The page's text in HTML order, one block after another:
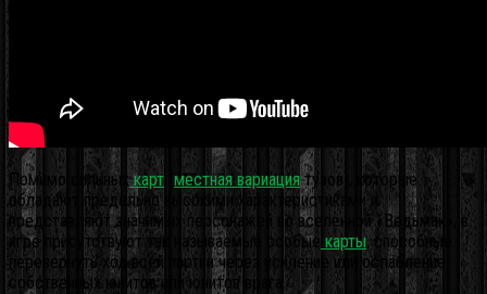
Помимо сильныхкарт местная вариациятузов), которые
обладают предельно высокими характеристиками и
представляют значимых персонажей во вселенной «Ведьмак», в
игре присутствуют так называемые особые карты, способные
перевернуть ход всей партии через усиление или ослабление
собственных юнитов или юнитов врага.